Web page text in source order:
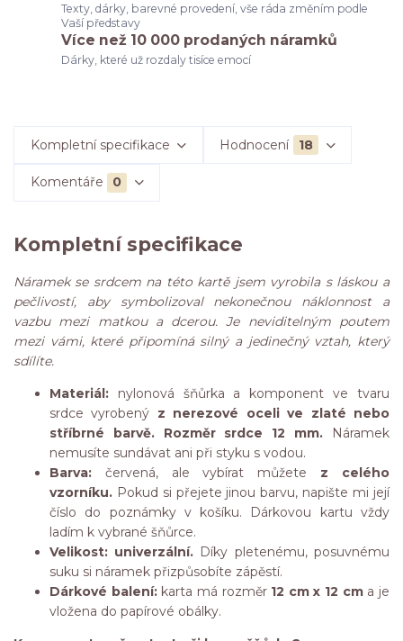
Texty, dárky, barevné provedení, vše ráda změním podle
Vaší představy
Více než 10 000 prodaných náramků
Dárky, které už rozdaly tisíce emocí
Kompletní specifikace Hodnocení 18
Komentáře 0
Kompletní specifikace
Náramek se srdcem na této kartě jsem vyrobila s láskou a
pečlivostí, aby symbolizoval nekonečnou náklonnost a
vazbu mezi matkou a dcerou. Je neviditelným poutem
mezi vámi, které připomíná silný a jedinečný vztah, který
sdílíte.
Materiál: nylonová šňůrka a komponent ve tvaru
srdce vyrobený z nerezové oceli ve zlaté nebo
stříbrné barvě. Rozměr srdce 12 mm.
Náramek
nemusíte sundávat ani při styku s vodou.
Barva: červená, ale vybírat můžete z celého
vzorníku. Pokud si přejete jinou barvu, napište mi její
číslo do poznámky v košíku. Dárkovou kartu vždy
ladím k vybrané šňůrce.
Velikost: univerzální. Díky pletenému, posuvnému
suku si náramek přizpůsobíte zápěstí.
Dárkové balení: karta má rozměr 12 cm x 12 cm a je
vložena do papírové obálky.